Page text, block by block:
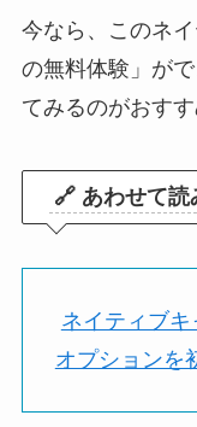
今なら、このネ
の無料体験」が
てみるのがおすす
🔗 あわせて読
ネイティブ
オプションを